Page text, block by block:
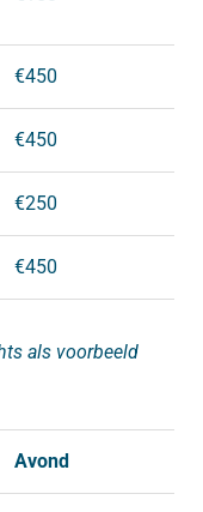
€450
€450
€250
€450
als voorbeeld
Avond